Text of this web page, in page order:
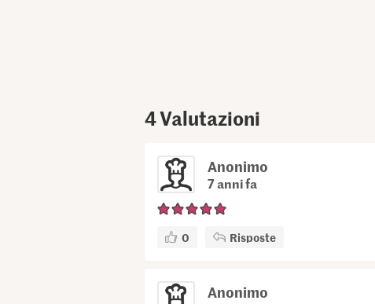
4Valutazioni
Anonimo
7 anni fa
0 Risposte
Anonimo